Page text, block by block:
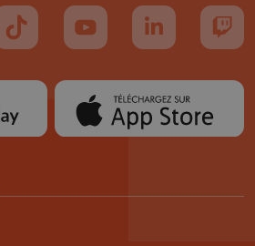
sur Instagram
Suivez-nous sur TikTok
Suivez-nous sur YouTube
Suivez-nous